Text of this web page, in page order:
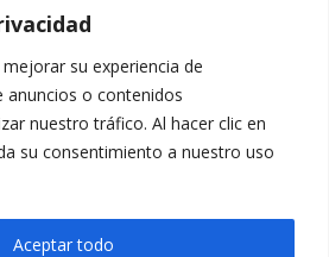
su experiencia de
anuncios o contenidos
nuestro tráfico. Al hacer clic en
su consentimiento a nuestro uso
Aceptar todo